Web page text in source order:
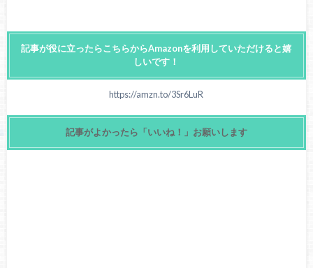
記事が役に立ったらこちらからAmazonを利用していただけると嬉
しいです！
https://amzn.to/3Sr6LuR
記事がよかったら「いいね！」お願いします